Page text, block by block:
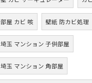
部屋 カビ 咳 壁紙 防カビ処理
埼玉 マンション 子供部屋
埼玉 マンション 角部屋